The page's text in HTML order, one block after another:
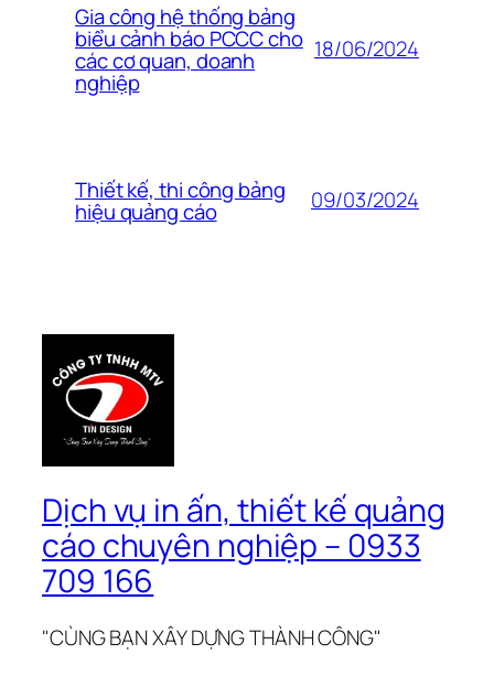
Gia công hệ thống bảng
biểu cảnh báo PCCC cho
các cơ quan, doanh
nghiệp
18/06/2024
Thiết kế, thi công bảng
hiệu quảng cáo 09/03/2024
Dịch vụ in ấn, thiết kế quảng
cáo chuyên nghiệp – 0933
709 166
"CÙNG BẠN XÂY DỰNG THÀNH CÔNG"